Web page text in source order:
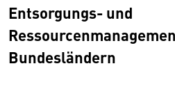
Entsorgungs- und
Bundesländern